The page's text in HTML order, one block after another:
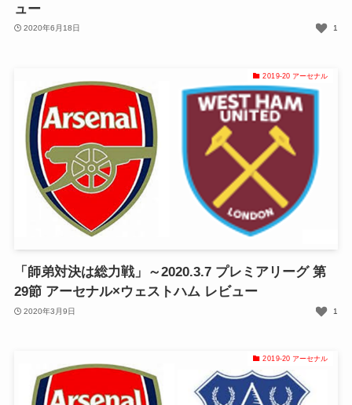
ュー
2020年6月18日 1
2019-20 アーセナル
「師弟対決は総力戦」～2020.3.7 プレミアリーグ 第
29節 アーセナル×ウェストハム レビュー
2020年3月9日 1
2019-20 アーセナル